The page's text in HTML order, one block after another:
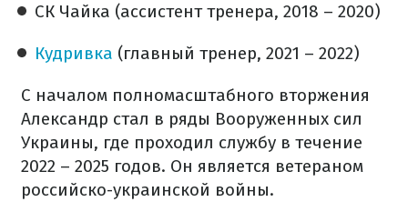
СК Чайка (ассистент тренера, 2018 – 2020)
Кудривка (главный тренер, 2021 – 2022)
С началом полномасштабного вторжения
Александр стал в ряды Вооруженных сил
Украины, где проходил службу в течение
2022 – 2025 годов. Он является ветераном
российско-украинской войны.